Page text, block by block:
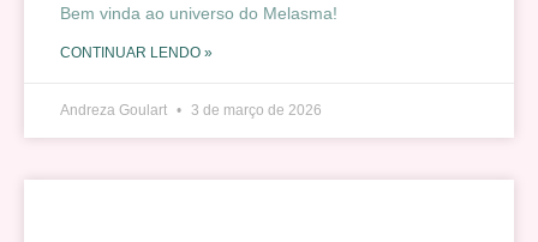
Bem vinda ao universo do Melasma!
CONTINUAR LENDO »
Andreza Goulart 3 de março de 2026